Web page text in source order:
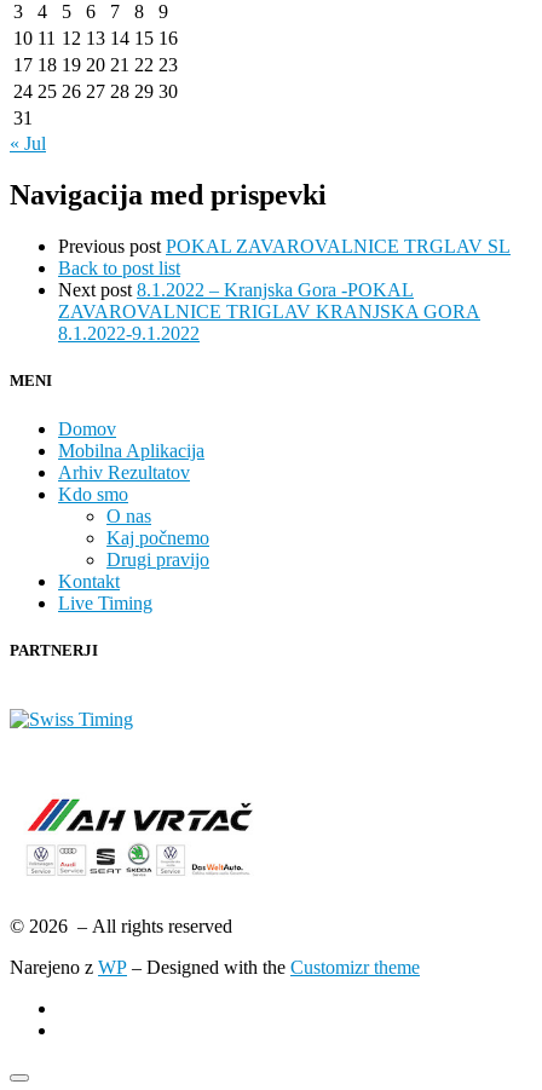
3
4 5 6 7 8
9
10 11 12 13 14 15 16
17 18 19 20 21 22 23
24 25 26 27 28 29 30
31
« Jul
Navigacija med prispevki
Previous post POKAL ZAVAROVALNICE TRGLAV SL
Back to post list
Next post 8.1.2022 – Kranjska Gora -POKAL
ZAVAROVALNICE TRIGLAV KRANJSKA GORA
8.1.2022-9.1.2022
MENI
Domov
Mobilna Aplikacija
Arhiv Rezultatov
Kdo smo
O nas
Kaj počnemo
Drugi pravijo
Kontakt
Live Timing
PARTNERJI
© 2026 – All rights reserved
Narejeno z WP – Designed with the Customizr theme